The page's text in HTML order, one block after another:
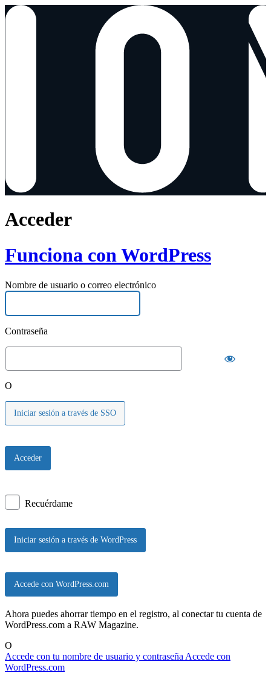
Acceder
Funciona con WordPress
Nombre de usuario o correo electrónico
Contraseña
O
Iniciar sesión a través de SSO
Recuérdame
Accede con WordPress.com
Ahora puedes ahorrar tiempo en el registro, al conectar tu cuenta de
WordPress.com a RAW Magazine.
O
Accede con tu nombre de usuario y contraseña Accede con
WordPress.com